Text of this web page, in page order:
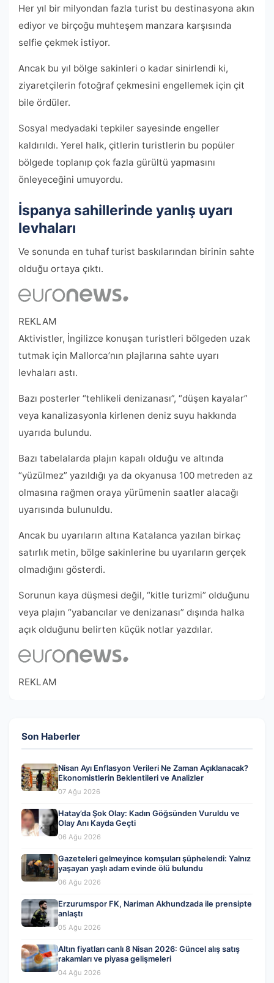
Her yıl bir milyondan fazla turist bu destinasyona akın
ediyor ve birçoğu muhteşem manzara karşısında
selfie çekmek istiyor.
Ancak bu yıl bölge sakinleri o kadar sinirlendi ki,
ziyaretçilerin fotoğraf çekmesini engellemek için çit
bile ördüler.
Sosyal medyadaki tepkiler sayesinde engeller
kaldırıldı. Yerel halk, çitlerin turistlerin bu popüler
bölgede toplanıp çok fazla gürültü yapmasını
önleyeceğini umuyordu.
İspanya sahillerinde yanlış uyarı
levhaları
Ve sonunda en tuhaf turist baskılarından birinin sahte
olduğu ortaya çıktı.
REKLAM
Aktivistler, İngilizce konuşan turistleri bölgeden uzak
tutmak için Mallorca’nın plajlarına sahte uyarı
levhaları astı.
Bazı posterler “tehlikeli denizanası”, “düşen kayalar”
veya kanalizasyonla kirlenen deniz suyu hakkında
uyarıda bulundu.
Bazı tabelalarda plajın kapalı olduğu ve altında
“yüzülmez” yazıldığı ya da okyanusa 100 metreden az
olmasına rağmen oraya yürümenin saatler alacağı
uyarısında bulunuldu.
Ancak bu uyarıların altına Katalanca yazılan birkaç
satırlık metin, bölge sakinlerine bu uyarıların gerçek
olmadığını gösterdi.
Sorunun kaya düşmesi değil, “kitle turizmi” olduğunu
veya plajın “yabancılar ve denizanası” dışında halka
açık olduğunu belirten küçük notlar yazdılar.
REKLAM
Son Haberler
Nisan Ayı Enflasyon Verileri Ne Zaman Açıklanacak?
Ekonomistlerin Beklentileri ve Analizler
07 Ağu 2026
Hatay’da Şok Olay: Kadın Göğsünden Vuruldu ve
Olay Anı Kayda Geçti
06 Ağu 2026
Gazeteleri gelmeyince komşuları şüphelendi: Yalnız
yaşayan yaşlı adam evinde ölü bulundu
06 Ağu 2026
Erzurumspor FK, Nariman Akhundzada ile prensipte
anlaştı
05 Ağu 2026
Altın fiyatları canlı 8 Nisan 2026: Güncel alış satış
rakamları ve piyasa gelişmeleri
04 Ağu 2026